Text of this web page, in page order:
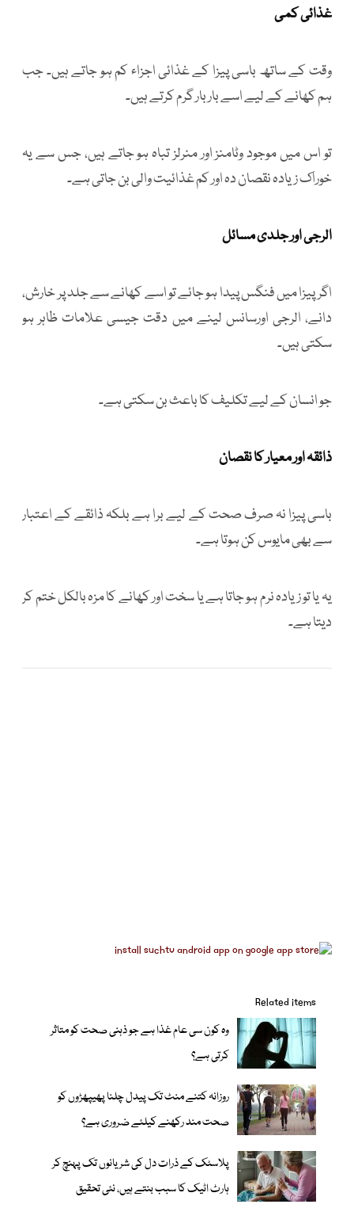
غذائی کمی
وقت کے ساتھ باسی پیزا کے غذائی اجزاء کم ہو جاتے ہیں۔ جب
ہم کھانے کے لیے اسے بار بار گرم کرتے ہیں۔
تو اس میں موجود وٹامنز اور منرلز تباہ ہو جاتے ہیں، جس سے یہ
خوراک زیادہ نقصان دہ اور کم غذائیت والی بن جاتی ہے۔
الرجی اور جلدی مسائل
اگر پیزا میں فنگس پیدا ہو جائے تو اسے کھانے سے جلد پر خارش،
دانے، الرجی اورسانس لینے میں دقت جیسی علامات ظاہر ہو
سکتی ہیں۔
جو انسان کے لیے تکلیف کا باعث بن سکتی ہے۔
ذائقہ اور معیار کا نقصان
باسی پیزا نہ صرف صحت کے لیے برا ہے بلکہ ذائقے کے اعتبار
سے بھی مایوس کن ہوتا ہے۔
یہ یا تو زیادہ نرم ہو جاتا ہے یا سخت اور کھانے کا مزہ بالکل ختم کر
دیتا ہے۔
Related items
وہ کون سی عام غذا ہے جو ذہنی صحت کو متاثر
کرتی ہے؟
روزانہ کتنے منٹ تک پیدل چلنا پھیپھڑوں کو
صحت مند رکھنے کیلئے ضروری ہے؟
پلاسٹک کے ذرات دل کی شریانوں تک پہنچ کر
ہارٹ اٹیک کا سبب بنتے ہیں، نئی تحقیق